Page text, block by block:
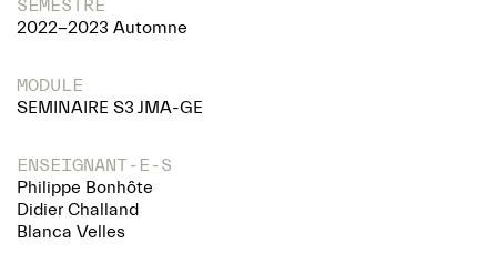
SEMESTRE
2022-2023 Automne
MODULE
SEMINAIRE S3 JMA-GE
ENSEIGNANT-E-S
Philippe Bonhôte
Didier Challand
Blanca Velles